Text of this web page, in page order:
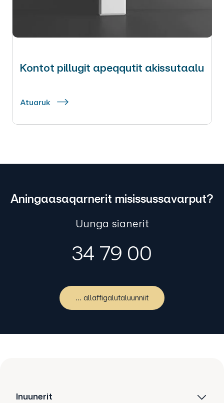
Kontot pillugit apeqqutit akissutaalu
Atuaruk
Aningaasaqarnerit misissussavarput?
Uunga sianerit
34 79 00
... allaffigalutaluunniit
Inuunerit